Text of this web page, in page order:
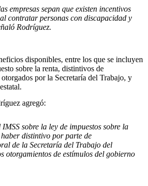
empresas sepan que existen incentivos
contratar personas con discapacidad y
Rodríguez.
disponibles, entre los que se incluyen
sobre la renta, distintivos de
por la Secretaría del Trabajo, y
agregó:
sobre la ley de impuestos sobre la
distintivo por parte de
de la Secretaría del Trabajo del
otorgamientos de estímulos del gobierno